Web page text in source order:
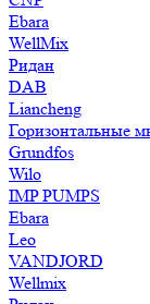
Ebara
WellMix
Ридан
DAB
Liancheng
Горизонтальные
Grundfos
Wilo
IMP PUMPS
Ebara
Leo
VANDJORD
Wellmix